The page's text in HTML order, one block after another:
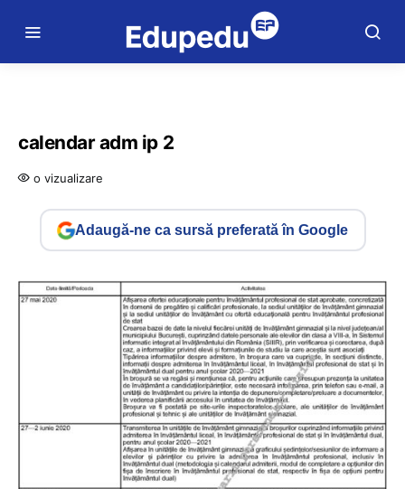
calendar adm ip 2
o vizualizare
Adaugă-ne ca sursă preferată în Google